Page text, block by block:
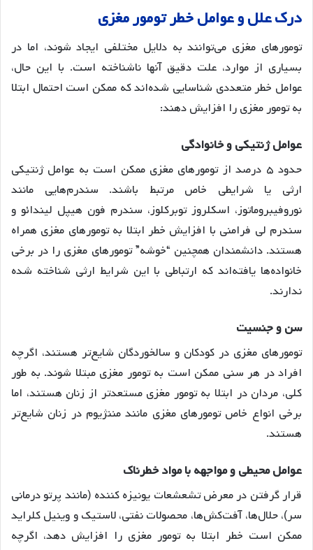
درک علل و عوامل خطر تومور مغزی
تومورهای مغزی می‌توانند به دلایل مختلفی ایجاد شوند، اما در
بسیاری از موارد، علت دقیق آنها ناشناخته است. با این حال،
عوامل خطر متعددی شناسایی شده‌اند که ممکن است احتمال ابتلا
به تومور مغزی را افزایش دهند:
عوامل ژنتیکی و خانوادگی
حدود ۵ درصد از تومورهای مغزی ممکن است به عوامل ژنتیکی
ارثی یا شرایطی خاص مرتبط باشند. سندرم‌هایی مانند
نوروفیبروماتوز، اسکلروز توبرکلوز، سندرم فون هیپل لیندائو و
سندرم لی فرامنی با افزایش خطر ابتلا به تومورهای مغزی همراه
هستند. دانشمندان همچنین “خوشه” تومورهای مغزی را در برخی
خانواده‌ها یافته‌اند که ارتباطی با این شرایط ارثی شناخته شده
ندارند.
سن و جنسیت
تومورهای مغزی در کودکان و سالخوردگان شایع‌تر هستند، اگرچه
افراد در هر سنی ممکن است به تومور مغزی مبتلا شوند. به طور
کلی، مردان در ابتلا به تومور مغزی مستعدتر از زنان هستند، اما
برخی انواع خاص تومورهای مغزی مانند مننژیوم در زنان شایع‌تر
هستند.
عوامل محیطی و مواجهه با مواد خطرناک
قرار گرفتن در معرض تشعشعات یونیزه کننده (مانند پرتو درمانی
سر)، حلال‌ها، آفت‌کش‌ها، محصولات نفتی، لاستیک و وینیل کلراید
ممکن است خطر ابتلا به تومور مغزی را افزایش دهد، اگرچه